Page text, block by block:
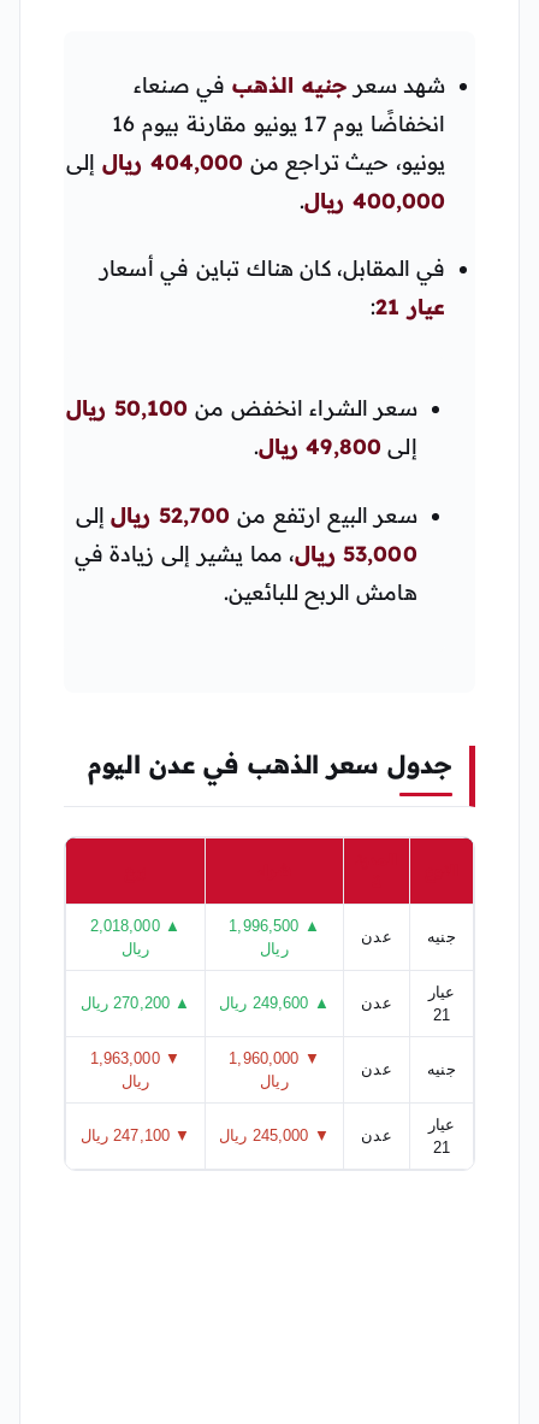
شهد سعر جنيه الذهب في صنعاء
انخفاضًا يوم 17 يونيو مقارنة بيوم 16
يونيو، حيث تراجع من 404,000 ريال
إلى
400,000 ريال
.
في المقابل، كان هناك تباين في أسعار
عيار 21
:
سعر الشراء انخفض من 50,100 ريال
إلى 49,800 ريال .
سعر البيع ارتفع من 52,700 ريال
إلى
53,000 ريال
، مما يشير إلى زيادة في
هامش الربح للبائعين.
جدول سعر الذهب في عدن اليوم
جنيه عدن
▲ 1,996,500
ريال
▲ 2,018,000
ريال
عيار
21
عدن ▲ 249,600 ريال ▲ 270,200 ريال
جنيه عدن
▼ 1,960,000
ريال
▼ 1,963,000
ريال
عيار
21
عدن ▼ 245,000 ريال ▼ 247,100 ريال